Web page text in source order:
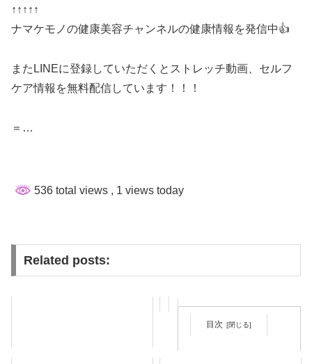
↑↑↑↑↑
ナマケモノの健康美容チャンネルの健康情報を発信中👍
またLINEに登録していただくとストレッチ動画、セルフ
ケア情報を無料配信しています！！！
＝…
536 total views , 1 views today
Related posts:
目次